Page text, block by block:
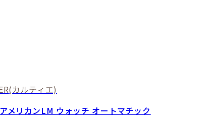
(カルティエ)
メリカンLM ウォッチ オートマチック